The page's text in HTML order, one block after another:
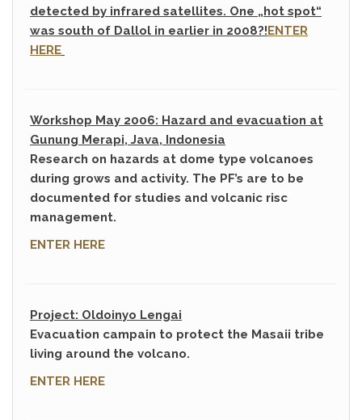
detected by infrared satellites. One „hot spot“
was south of Dallol in earlier in 2008?!ENTER
HERE
Workshop May 2006: Hazard and evacuation at
Gunung Merapi, Java, Indonesia
Research on hazards at dome type volcanoes
during grows and activity. The PF’s are to be
documented for studies and volcanic risc
management.
ENTER HERE
Project: Oldoinyo Lengai
Evacuation campain to protect the Masaii tribe
living around the volcano.
ENTER HERE